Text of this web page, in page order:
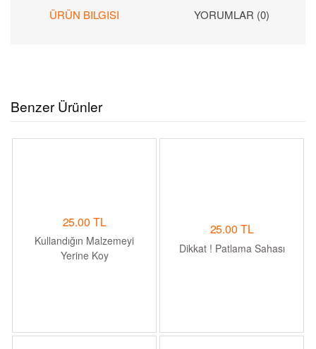
ÜRÜN BILGISI YORUMLAR (0)
Benzer Ürünler
25.00 TL
Kullandığın Malzemeyi
Yerine Koy
25.00 TL
Dikkat ! Patlama Sahası